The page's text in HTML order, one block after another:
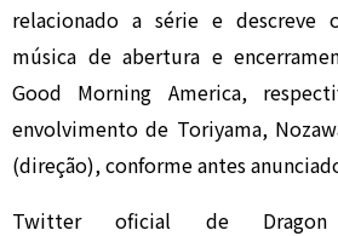
relacionado a série e descreve
música de abertura e
Good Morning America,
envolvimento de Toriyama,
(direção), conforme antes
Twitter oficial de